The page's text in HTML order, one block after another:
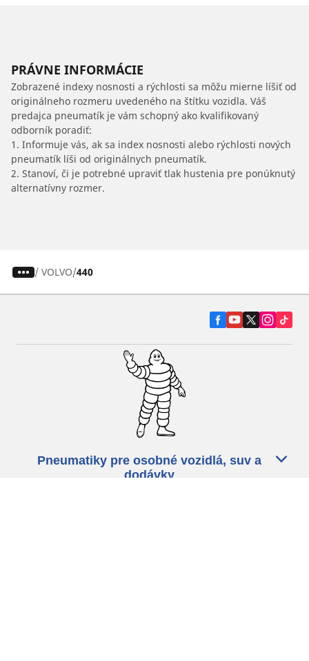
PRÁVNE INFORMÁCIE
Zobrazené indexy nosnosti a rýchlosti sa môžu mierne líšiť od
originálneho rozmeru uvedeného na štítku vozidla. Váš
predajca pneumatík je vám schopný ako kvalifikovaný
odborník poradiť:
1. Informuje vás, ak sa index nosnosti alebo rýchlosti nových
pneumatík líši od originálnych pneumatík.
2. Stanoví, či je potrebné upraviť tlak hustenia pre ponúknutý
alternatívny rozmer.
/ VOLVO 440
Pneumatiky pre osobné vozidlá, suv a
dodávky